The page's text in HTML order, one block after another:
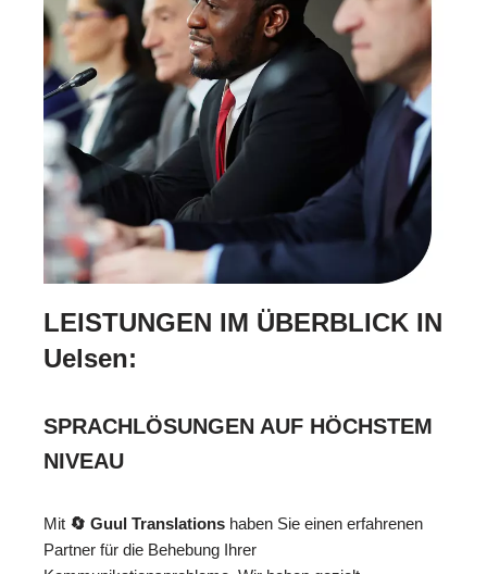
LEISTUNGEN IM ÜBERBLICK IN
Uelsen:
SPRACHLÖSUNGEN AUF HÖCHSTEM
NIVEAU
Mit 🔄 Guul Translations haben Sie einen erfahrenen
Partner für die Behebung Ihrer